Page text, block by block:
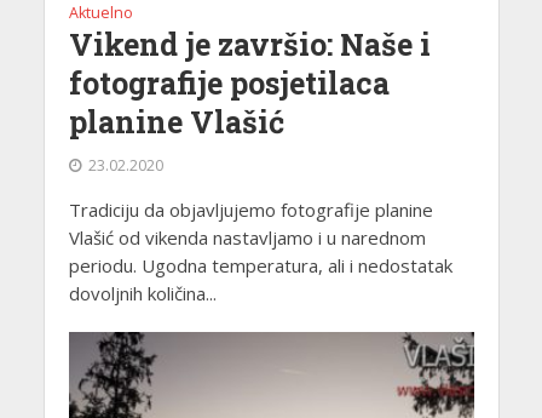
Aktuelno
Vikend je završio: Naše i
fotografije posjetilaca
planine Vlašić
23.02.2020
Tradiciju da objavljujemo fotografije planine
Vlašić od vikenda nastavljamo i u narednom
periodu. Ugodna temperatura, ali i nedostatak
dovoljnih količina...